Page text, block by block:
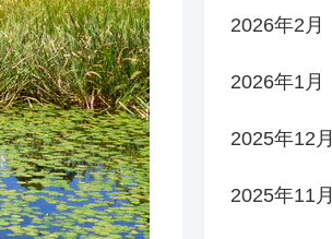
2026年2月
2026年1月
2025年12月
2025年11月